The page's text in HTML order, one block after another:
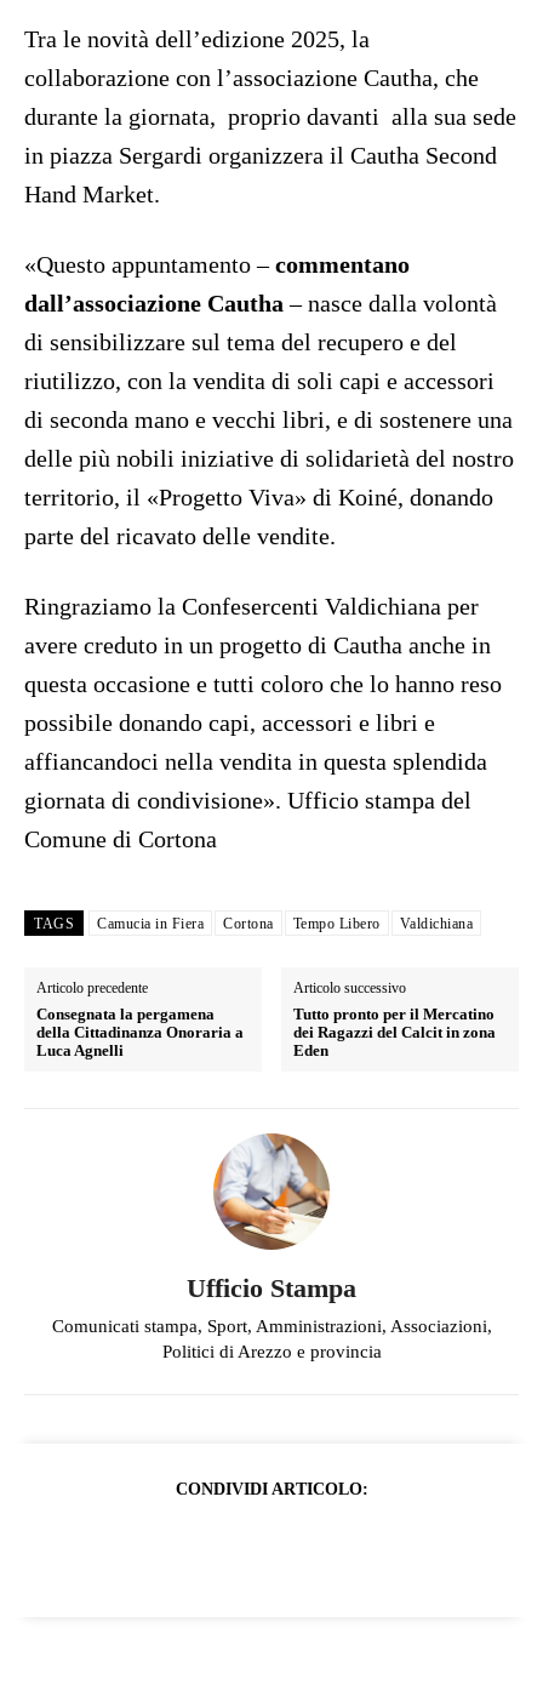
Tra le novità dell’edizione 2025, la
collaborazione con l’associazione Cautha, che
durante la giornata, proprio davanti alla sua sede
in piazza Sergardi organizzera il Cautha Second
Hand Market.
«Questo appuntamento –commentano
dall’associazione Cautha– nasce dalla volontà
di sensibilizzare sul tema del recupero e del
riutilizzo, con la vendita di soli capi e accessori
di seconda mano e vecchi libri, e di sostenere una
delle più nobili iniziative di solidarietà del nostro
territorio, il «Progetto Viva» di Koiné, donando
parte del ricavato delle vendite.
Ringraziamo la Confesercenti Valdichiana per
avere creduto in un progetto di Cautha anche in
questa occasione e tutti coloro che lo hanno reso
possibile donando capi, accessori e libri e
affiancandoci nella vendita in questa splendida
giornata di condivisione». Ufficio stampa del
Comune di Cortona
TAGS Camucia in Fiera Cortona Tempo Libero Valdichiana
Articolo precedente
Consegnata la pergamena
della Cittadinanza Onoraria a
Luca Agnelli
Articolo successivo
Tutto pronto per il Mercatino
dei Ragazzi del Calcit in zona
Eden
Ufficio Stampa
Comunicati stampa, Sport, Amministrazioni, Associazioni,
Politici di Arezzo e provincia
CONDIVIDI ARTICOLO: